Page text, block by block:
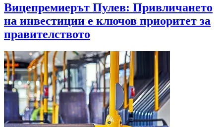
Вицепремиерът Пулев: Привличането
на инвестиции е ключов приоритет за
правителството